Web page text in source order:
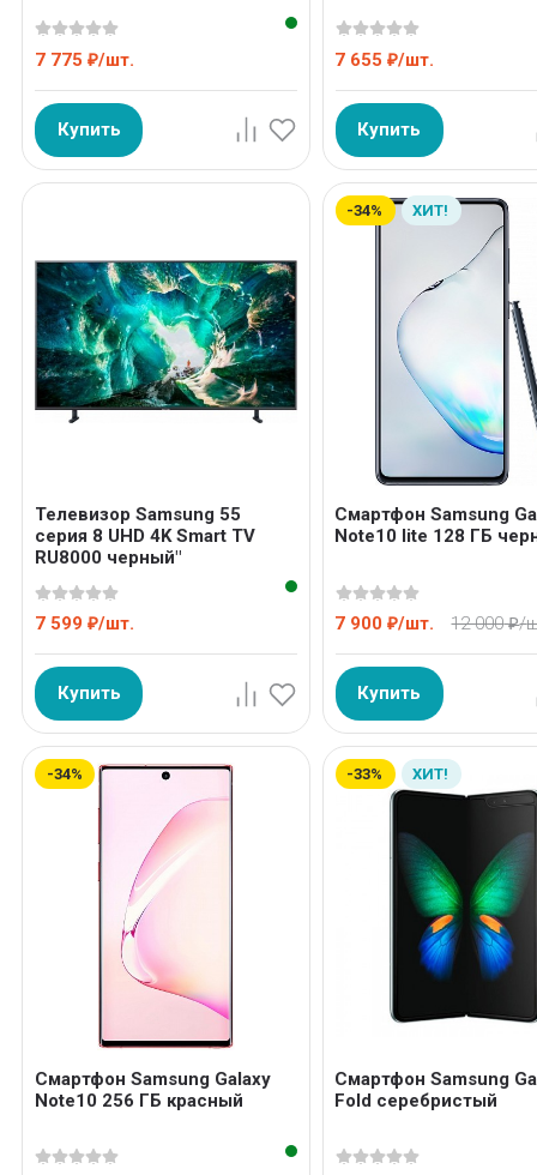
7 775 ₽/шт.
Купить
7 655 ₽/шт.
Купить
Телевизор Samsung 55
серия 8 UHD 4K Smart TV
RU8000 черный"
7 599 ₽/шт.
Купить
-34% ХИТ!
Смартфон Samsung
Note10 lite 128 ГБ
7 900 ₽/шт. 12 000 ₽/
Купить
-34%
Смартфон Samsung Galaxy
Note10 256 ГБ красный
-33% ХИТ!
Смартфон Samsung
Fold серебристый